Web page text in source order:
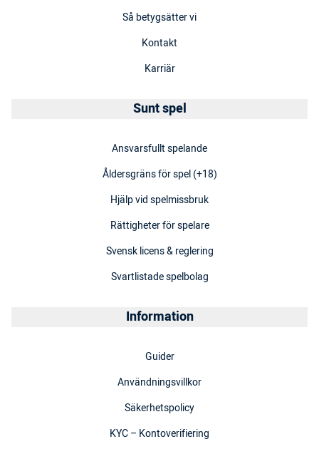
Så betygsätter vi
Kontakt
Karriär
Sunt spel
Ansvarsfullt spelande
Åldersgräns för spel (+18)
Hjälp vid spelmissbruk
Rättigheter för spelare
Svensk licens & reglering
Svartlistade spelbolag
Information
Guider
Användningsvillkor
Säkerhetspolicy
KYC – Kontoverifiering